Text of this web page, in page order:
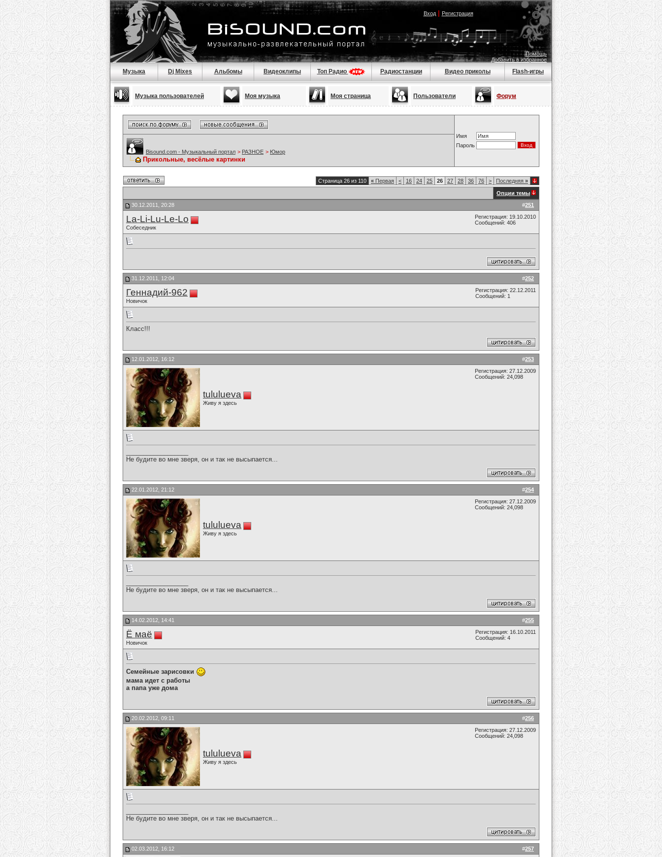
Вход| Регистрация
Помощь
Добавить в избранное
Музыка Dj Mixes Альбомы Видеоклипы Топ Радио Радиостанции Видео приколы Flash-игры
Музыка пользователей Моя музыка Моя страница Пользователи Форум
Имя
Пароль
Bisound.com - Музыкальный портал > РАЗНОЕ > Юмор
Прикольные, весёлые картинки
Страница 26 из 110 « Первая < 16 24 25 26 27 28 36 76 > Последняя »
Опции темы
#251
30.12.2011, 20:28
La-Li-Lu-Le-Lo
Собеседник
Регистрация: 19.10.2010
Сообщений: 406
#252
31.12.2011, 12:04
Геннадий-962
Новичок
Регистрация: 22.12.2011
Сообщений: 1
Класс!!!
#253
12.01.2012, 16:12
tululueva
Живу я здесь
Регистрация: 27.12.2009
Сообщений: 24,098
Не будите во мне зверя, он и так не высыпается...
#254
22.01.2012, 21:12
tululueva
Живу я здесь
Регистрация: 27.12.2009
Сообщений: 24,098
Не будите во мне зверя, он и так не высыпается...
#255
14.02.2012, 14:41
Ё маё
Новичок
Регистрация: 16.10.2011
Сообщений: 4
Семейные зарисовки
мама идет с работы
а папа уже дома
#256
20.02.2012, 09:11
tululueva
Живу я здесь
Регистрация: 27.12.2009
Сообщений: 24,098
Не будите во мне зверя, он и так не высыпается...
#257
02.03.2012, 16:12